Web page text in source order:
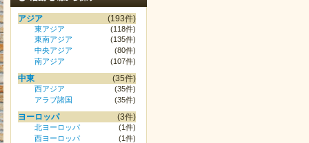
活動地域から探す
アジア (193件)
東アジア
(118件)
東南アジア
(135件)
中央アジア
(80件)
南アジア
(107件)
中東 (35件)
西アジア
(35件)
アラブ諸国
(35件)
ヨーロッパ (3件)
北ヨーロッパ
(1件)
西ヨーロッパ
(1件)